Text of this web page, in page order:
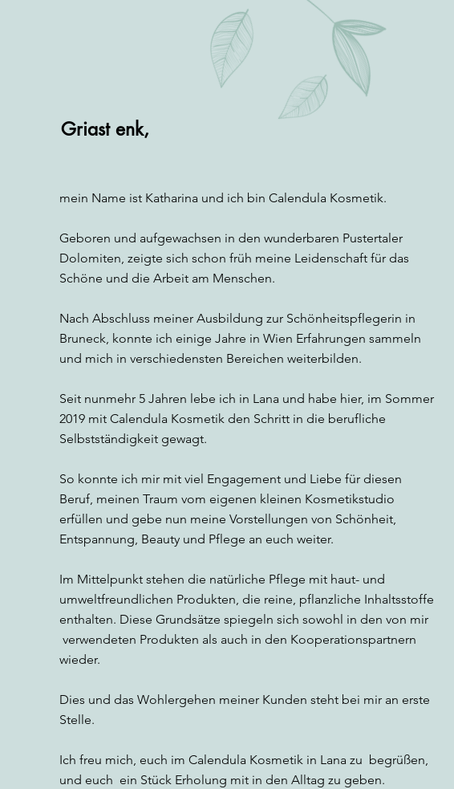
Griast enk,
mein Name ist Katharina und ich bin Calendula Kosmetik.
Geboren und aufgewachsen in den wunderbaren Pustertaler
Dolomiten, zeigte sich schon früh meine Leidenschaft für das
Schöne und die Arbeit am Menschen.
Nach Abschluss meiner Ausbildung zur Schönheitspflegerin in
Bruneck, konnte ich einige Jahre in Wien Erfahrungen sammeln
und mich in verschiedensten Bereichen weiterbilden.
Seit nunmehr 5 Jahren lebe ich in Lana und habe hier, im Sommer
2019 mit Calendula Kosmetik den Schritt in die berufliche
Selbstständigkeit gewagt.
So konnte ich mir mit viel Engagement und Liebe für diesen
Beruf, meinen Traum vom eigenen kleinen Kosmetikstudio
erfüllen und gebe nun meine Vorstellungen von Schönheit,
Entspannung, Beauty und Pflege an euch weiter.
Im Mittelpunkt stehen die natürliche Pflege mit haut- und
umweltfreundlichen Produkten, die reine, pflanzliche Inhaltsstoffe
enthalten. Diese Grundsätze spiegeln sich sowohl in den von mir
verwendeten Produkten als auch in den Kooperationspartnern
wieder.
Dies und das Wohlergehen meiner Kunden steht bei mir an erste
Stelle.
Ich freu mich, euch im Calendula Kosmetik in Lana zu begrüßen,
und euch ein Stück Erholung mit in den Alltag zu geben.